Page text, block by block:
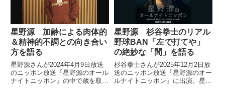
星野源 加齢による肉体的
＆精神的不調との向き合い
方を語る
星野源さんが2024年4月9日放送
のニッポン放送『星野源のオール
ナイトニッポン』の中で歳を取る
星野源 杉谷拳士のリアル
野球BAN「左で打てや」
の絶妙な「間」を語る
杉谷拳士さんが2025年12月2日放
送のニッポン放送『星野源のオー
ルナイトニッポン』に出演。星野